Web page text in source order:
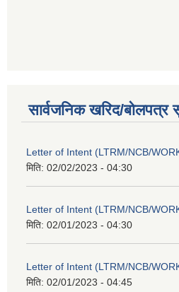
सार्वजनिक खरिद/बोलपत्र
Letter of Intent (LTRM/NCB/
मिति: 02/02/2023 - 04:30
Letter of Intent (LTRM/NCB/
मिति: 02/01/2023 - 04:30
Letter of Intent (LTRM/NCB/
मिति: 02/01/2023 - 04:45